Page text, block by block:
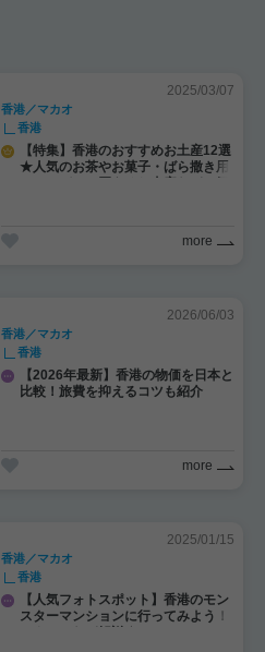
2025/03/07
香港／マカオ
香港
【特集】香港のおすすめお土産12選
★人気のお茶やお菓子・ばら撒き用
・スーパーで買えるお土産など一気
more
2026/06/03
香港／マカオ
香港
【2026年最新】香港の物価を日本と
比較！旅費を抑えるコツも紹介
more
2025/01/15
香港／マカオ
香港
【人気フォトスポット】香港のモン
スターマンションに行ってみよう！
アクセスなど解説★